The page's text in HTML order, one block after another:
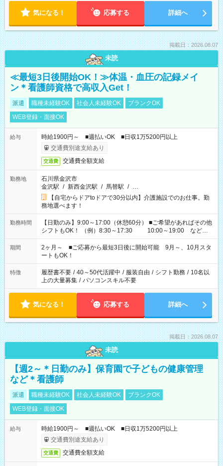
気になる！ 応募する 詳細へ
掲載日：2026.08.07
未読
≪最短3日後開始OK！≫体温・血圧の記録メイ
ン＊看護師資格で高収入Get！
派遣 職種未経験OK 社会人未経験OK
ブランクOK
WEB登録・面接OK
給与
時給1900円～ ■週払いOK ■日収1万5200円以上
交通費別途支給あり
交通費 交通費全額支給
勤務地
石川県金沢市
金沢駅 / 新西金沢駅 / 馬替駅 / …
【自宅からドアtoドアで30分以内】介護施設でのお仕事。勤
務地選べます！
勤務時間
【日勤のみ】9:00～17:00（休憩60分） ■ご希望があればその他
シフトもOK！ （例）8:30～17:30 10:00～19:00 など
「家族とお休みを合わせたい」 「できれば残業はしたくない」
など、あなたのご希望に沿ったお仕事をご紹介します！ ※Wワ
ーク希望の方へ 今ご覧のお仕事で希望する勤務時間と、もう1つ
のお仕事の勤務時間。 合計で週40時間を超える場合は応募でき
ません
期間
2ヶ月～ ■ご応募から最短3日後に開始可能 9月～、10月スタ
ートもOK！
特徴 履歴書不要 / 40～50代活躍中 / 服装自由 / シフト勤務 / 10名以
上の大量募集 / パソコンスキル不要
気になる！ 応募する 詳細へ
掲載日：2026.08.07
未読
【週2～＊日勤のみ】保育園で子どもの健康管理
など＊看護師
派遣 職種未経験OK 社会人未経験OK
ブランクOK
WEB登録・面接OK
給与
時給1900円～ ■週払いOK ■日収1万5200円以上
交通費別途支給あり
交通費 交通費全額支給